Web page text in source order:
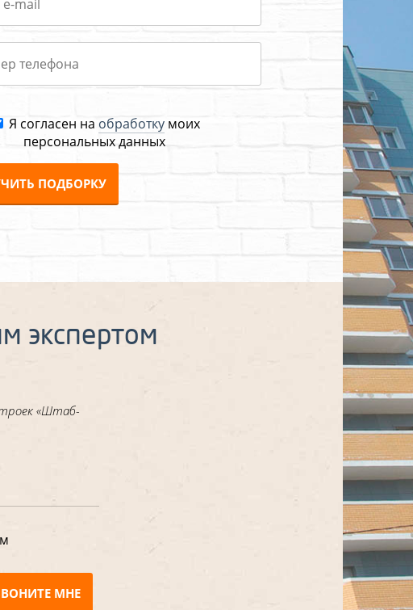
Я согласен на обработкумоих
персональных данных
ПОДБОРКУ
экспертом
«Штаб-
МНЕ